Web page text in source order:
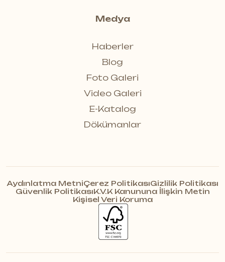
Medya
Haberler
Blog
Foto Galeri
Video Galeri
E-Katalog
Dökümanlar
Aydınlatma MetniÇerez PolitikasıGizlilik Politikası
Güvenlik PolitikasıK.V.K Kanununa İlişkin Metin
Kişisel Veri Koruma